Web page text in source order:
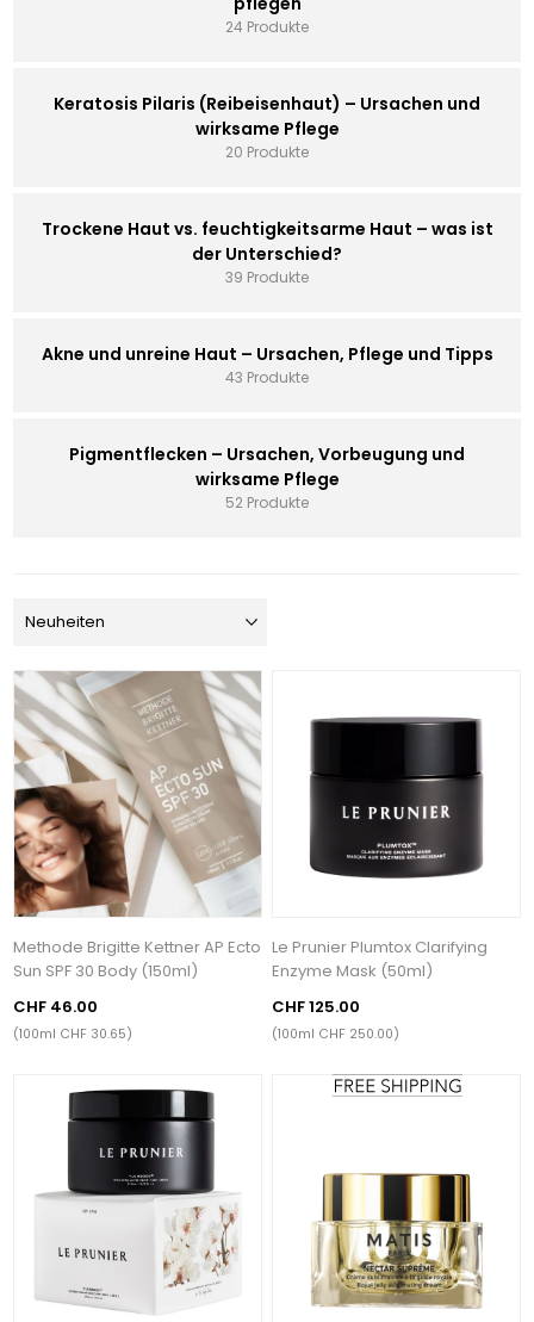
24 Produkte
Keratosis Pilaris (Reibeisenhaut) – Ursachen und
wirksame Pflege
20 Produkte
Trockene Haut vs. feuchtigkeitsarme Haut – was ist
der Unterschied?
39 Produkte
Akne und unreine Haut – Ursachen, Pflege und Tipps
43 Produkte
Pigmentflecken – Ursachen, Vorbeugung und
wirksame Pflege
52 Produkte
Methode Brigitte Kettner AP Ecto
Sun SPF 30 Body (150ml)
CHF 46.00
(100ml CHF 30.65)
Le Prunier Plumtox Clarifying
Enzyme Mask (50ml)
CHF 125.00
(100ml CHF 250.00)